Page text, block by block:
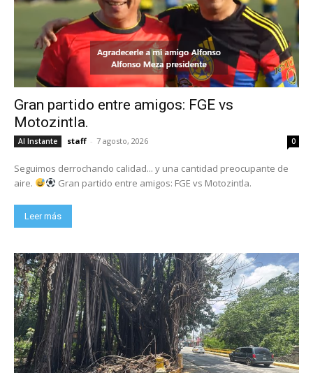
Gran partido entre amigos: FGE vs
Motozintla.
Al Instante staff - 7 agosto, 2026 0
Seguimos derrochando calidad... y una cantidad preocupante de
aire.
Gran partido entre amigos: FGE vs Motozintla.
Leer más